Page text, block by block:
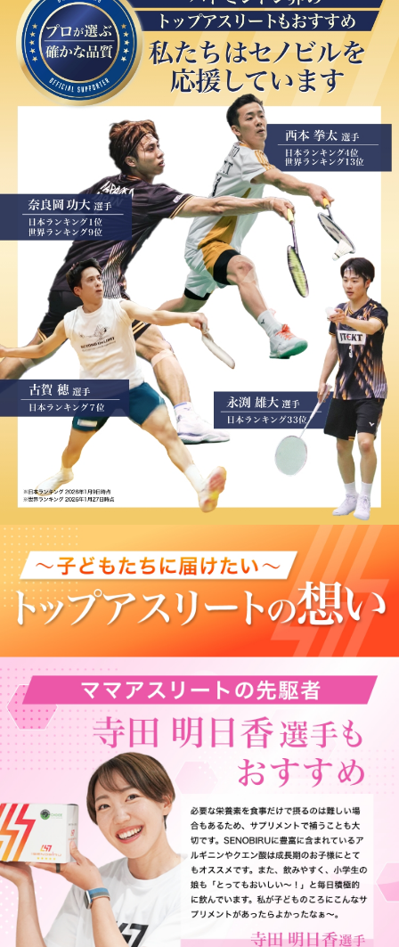
飲み始めて日が浅い為、体に変化は有り
ませんが今まで継続する事が出来なかっ
た息子が美味しいと継続して飲んでいま
す。
背中を押している
2023/09/05
T様 中学生 継続回数5回
とにかく、部活動に励んでいます。セノ
ビルがその想いの背中を押しをしてくれ
ているのは確かです。